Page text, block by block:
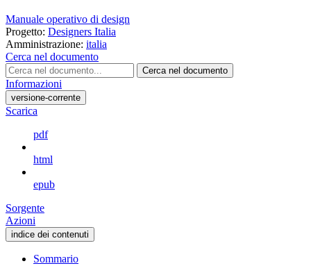
Manuale operativo di design
Progetto: Designers Italia
Amministrazione: italia
Cerca nel documento
Cerca nel documento
Informazioni
versione-corrente
Scarica
pdf
html
epub
Sorgente
Azioni
indice dei contenuti
Sommario